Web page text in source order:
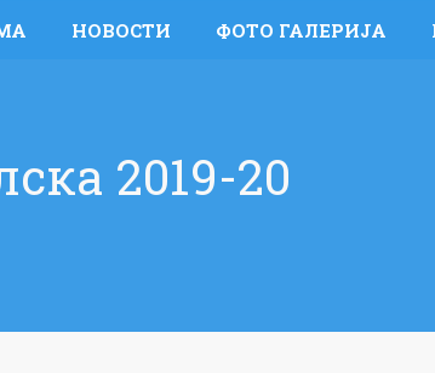
НОВОСТИ ФОТО ГАЛЕРИЈА
2019-20